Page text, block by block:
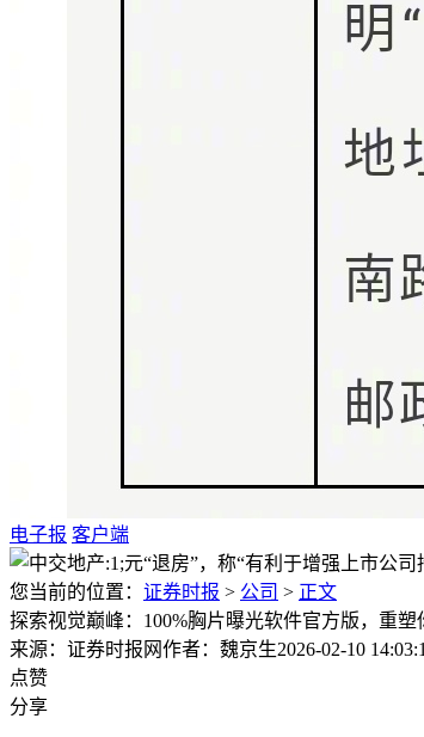
电子报 客户端
您当前的位置： 证券时报 > 公司 > 正文
探索视觉巅峰：100%胸片曝光软件官方版，重
来源：证券时报网作者：魏京生2026-02-10
点赞
分享